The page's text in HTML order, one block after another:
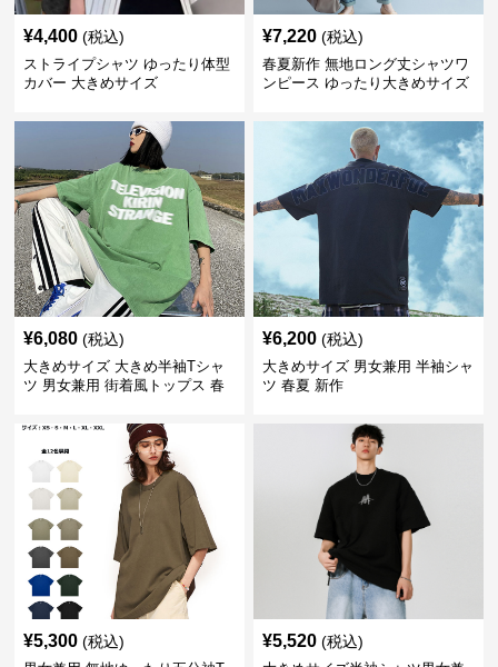
¥4,400 (税込)
ストライプシャツ ゆったり体型
カバー 大きめサイズ
¥7,220 (税込)
春夏新作 無地ロング丈シャツワ
ンピース ゆったり大きめサイズ
¥6,080 (税込)
大きめサイズ 大きめ半袖Tシャ
ツ 男女兼用 街着風トップス 春
¥6,200 (税込)
大きめサイズ 男女兼用 半袖シャ
ツ 春夏 新作
¥5,300 (税込) ¥5,520 (税込)